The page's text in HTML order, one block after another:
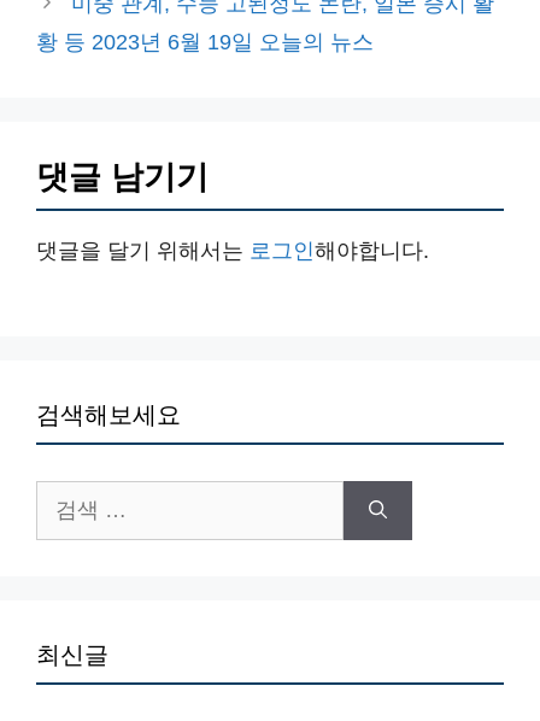
리
황 등 2023년 6월 19일 오늘의 뉴스
댓글 남기기
댓글을 달기 위해서는 로그인해야합니다.
검색해보세요
색:
최신글